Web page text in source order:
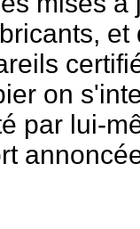
on
par lui-